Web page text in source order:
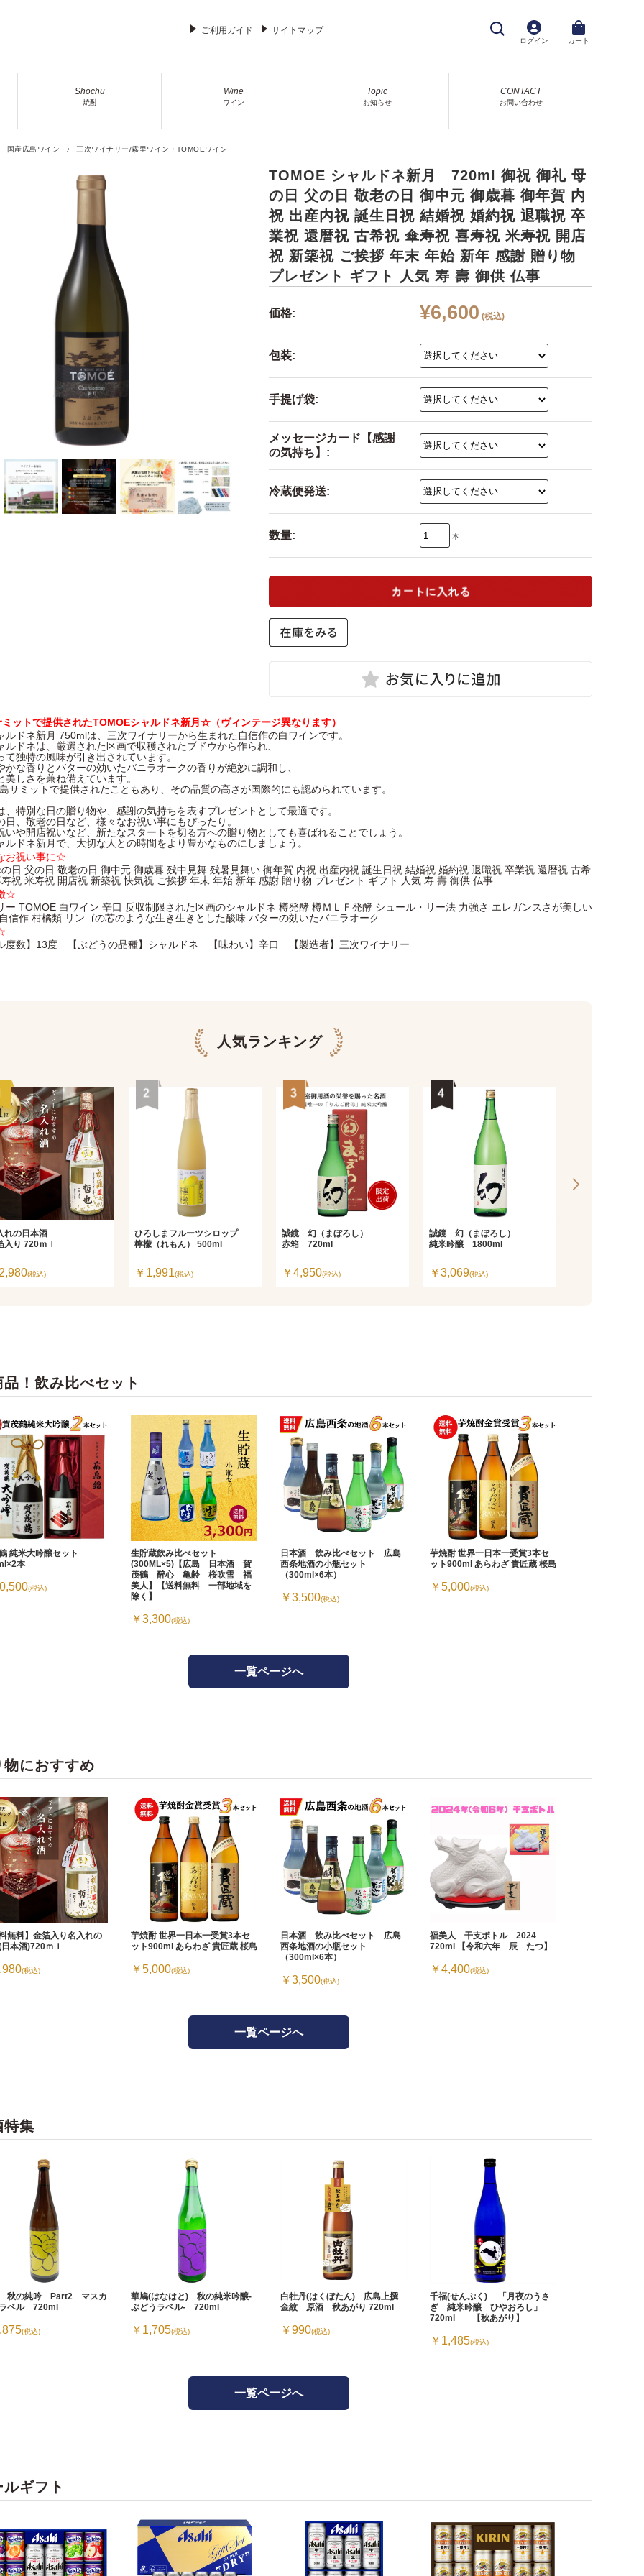
ご利用ガイド サイトマップ
ログイン カート
Shochu
焼酎
Wine
ワイン
Topic
お知らせ
CONTACT
お問い合わせ
国産広島ワイン 三次ワイナリー/霧里ワイン・TOMOEワイン
TOMOE シャルドネ新月 720ml 御祝 御礼 母
の日 父の日 敬老の日 御中元 御歳暮 御年賀 内
祝 出産内祝 誕生日祝 結婚祝 婚約祝 退職祝 卒
業祝 還暦祝 古希祝 傘寿祝 喜寿祝 米寿祝 開店
祝 新築祝 ご挨拶 年末 年始 新年 感謝 贈り物
プレゼント ギフト 人気 寿 壽 御供 仏事
価格: ¥6,600 (税込)
包装:
手提げ袋:
メッセージカード【感謝
の気持ち】:
冷蔵便発送:
数量: 本
ットで提供されたTOMOEシャルドネ新月☆（ヴィンテージ異なります）
ルドネ新月 750mlは、三次ワイナリーから生まれた自信作の白ワインです。
ルドネは、厳選された区画で収穫されたブドウから作られ、
て独特の風味が引き出されています。
かな香りとバターの効いたバニラオークの香りが絶妙に調和し、
美しさを兼ね備えています。
サミットで提供されたこともあり、その品質の高さが国際的にも認められています。
、特別な日の贈り物や、感謝の気持ちを表すプレゼントとして最適です。
日、敬老の日など、様々なお祝い事にもぴったり。
いや開店祝いなど、新たなスタートを切る方への贈り物としても喜ばれることでしょう。
ルドネ新月で、大切な人との時間をより豊かなものにしましょう。
お祝い事に☆
日 父の日 敬老の日 御中元 御歳暮 残中見舞 残暑見舞い 御年賀 内祝 出産内祝 誕生日祝 結婚祝 婚約祝 退職祝 卒業祝 還暦祝 古希
祝 米寿祝 開店祝 新築祝 快気祝 ご挨拶 年末 年始 新年 感謝 贈り物 プレゼント ギフト 人気 寿 壽 御供 仏事
☆
ー TOMOE 白ワイン 辛口 反収制限された区画のシャルドネ 樽発酵 樽ＭＬＦ発酵 シュール・リー法 力強さ エレガンスさが美しい
信作 柑橘類 リンゴの芯のような生き生きとした酸味 バターの効いたバニラオーク
度数】13度 【ぶどうの品種】シャルドネ 【味わい】辛口 【製造者】三次ワイナリー
人気ランキング
れの日本酒
入り 720ｍｌ
(税込)
ひろしまフルーツシロップ
檸檬（れもん） 500ml
￥1,991(税込)
誠鏡 幻（まぼろし）
赤箱 720ml
￥4,950(税込)
誠鏡 幻（まぼろし）
純米吟醸 1800ml
￥3,069(税込)
品！飲み比べセット
純米大吟醸セット
本
(税込)
生貯蔵飲み比べセット
(300ML×5)【広島 日本酒 賀
茂鶴 醉心 亀齢 桜吹雪 福
美人】【送料無料 一部地域を
除く】
￥3,300(税込)
日本酒 飲み比べセット 広島
西条地酒の小瓶セット
（300ml×6本）
￥3,500(税込)
芋焼酎 世界一日本一受賞3本セ
ット900ml あらわざ 貴匠蔵 桜島
￥5,000(税込)
一覧ページへ
物におすすめ
無料】金箔入り名入れの
本酒)720ｍｌ
(税込)
芋焼酎 世界一日本一受賞3本セ
ット900ml あらわざ 貴匠蔵 桜島
￥5,000(税込)
日本酒 飲み比べセット 広島
西条地酒の小瓶セット
（300ml×6本）
￥3,500(税込)
福美人 干支ボトル 2024
720ml 【令和六年 辰 たつ】
￥4,400(税込)
一覧ページへ
特集
秋の純吟 Part2 マスカ
ベル 720ml
(税込)
華鳩(はなはと) 秋の純米吟醸-
ぶどうラベル- 720ml
￥1,705(税込)
白牡丹(はくぼたん) 広島上撰
金紋 原酒 秋あがり 720ml
￥990(税込)
千福(せんぷく) 「月夜のうさ
ぎ 純米吟醸 ひやおろし」
720ml 【秋あがり】
￥1,485(税込)
一覧ページへ
ギフト